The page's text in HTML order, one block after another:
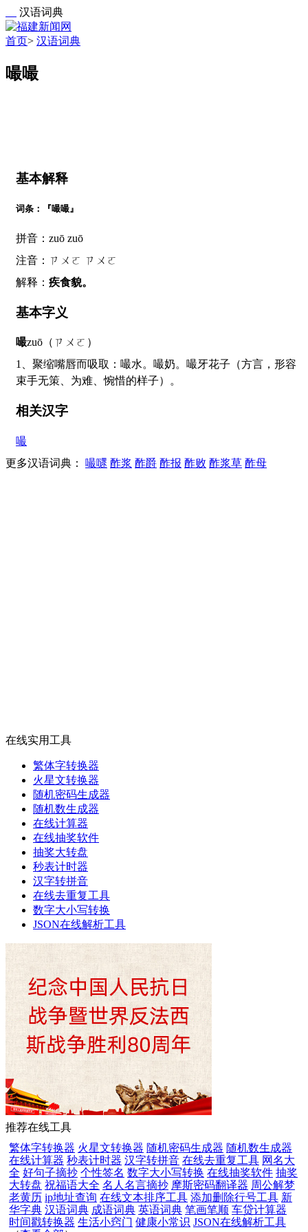
汉语词典
首页> 汉语词典
嘬嘬
基本解释
词条：『嘬嘬』
拼音：zuō zuō
注音：ㄗㄨㄛ ㄗㄨㄛ
解释： 疾食貌。
基本字义
嘬zuō（ㄗㄨㄛ）
1、聚缩嘴唇而吸取：嘬水。嘬奶。嘬牙花子（方言，形容
束手无策、为难、惋惜的样子）。
相关汉字
嘬
更多汉语词典： 嘬嚃 酢浆 酢爵 酢报 酢败 酢浆草 酢母
在线实用工具
繁体字转换器
火星文转换器
随机密码生成器
随机数生成器
在线计算器
在线抽奖软件
抽奖大转盘
秒表计时器
汉字转拼音
在线去重复工具
数字大小写转换
JSON在线解析工具
推荐在线工具
繁体字转换器 火星文转换器 随机密码生成器 随机数生成器
在线计算器 秒表计时器 汉字转拼音 在线去重复工具 网名大
全 好句子摘抄 个性签名 数字大小写转换 在线抽奖软件 抽奖
大转盘 祝福语大全 名人名言摘抄 摩斯密码翻译器 周公解梦
老黄历 ip地址查询 在线文本排序工具 添加删除行号工具 新
华字典 汉语词典 成语词典 英语词典 笔画笔顺 车贷计算器
时间戳转换器 生活小窍门 健康小常识 JSON在线解析工具